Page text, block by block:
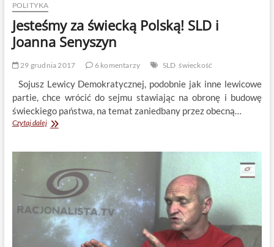
POLITYKA
Jesteśmy za świecką Polską! SLD i
Joanna Senyszyn
29 grudnia 2017 6 komentarzy SLD świeckość
Sojusz Lewicy Demokratycznej, podobnie jak inne lewicowe
partie, chce wrócić do sejmu stawiając na obronę i budowę
świeckiego państwa, na temat zaniedbany przez obecną…
Czytaj dalejJesteśmy
Polską!
i
Joanna
Senyszyn